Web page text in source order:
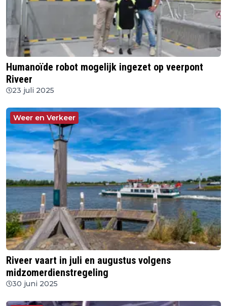
Humanoïde robot mogelijk ingezet op veerpont
Riveer
23 juli 2025
Weer en Verkeer
Riveer vaart in juli en augustus volgens
midzomerdienstregeling
30 juni 2025